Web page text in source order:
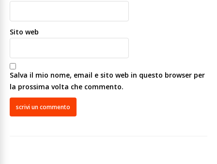
Sito web
Salva il mio nome, email e sito web in questo browser per
la prossima volta che commento.